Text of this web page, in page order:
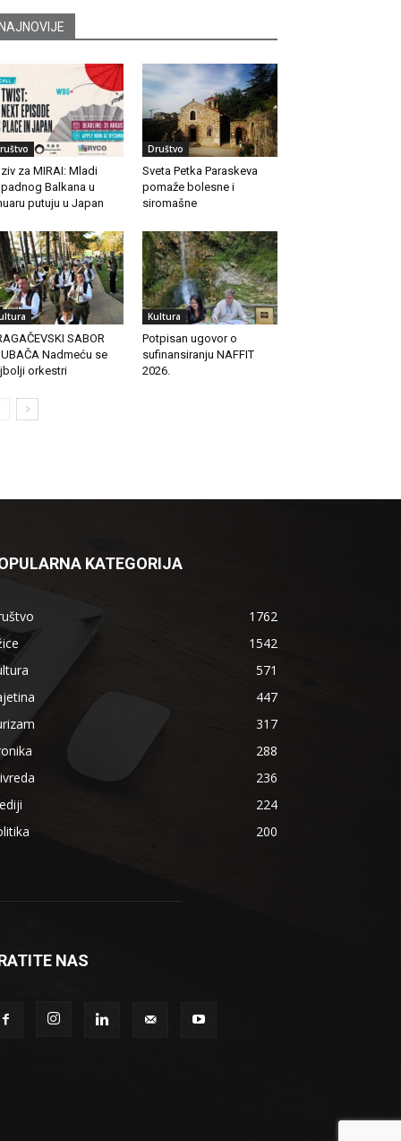
za MIRAI: Mladi
Balkana u
putuju u Japan
Društvo
Sveta Petka Paraskeva
pomaže bolesne i
siromašne
SABOR
Nadmeću se
orkestri
Kultura
Potpisan ugovor o
sufinansiranju NAFFIT
2026.
KATEGORIJA
1762
1542
571
447
317
288
236
224
200
NAS